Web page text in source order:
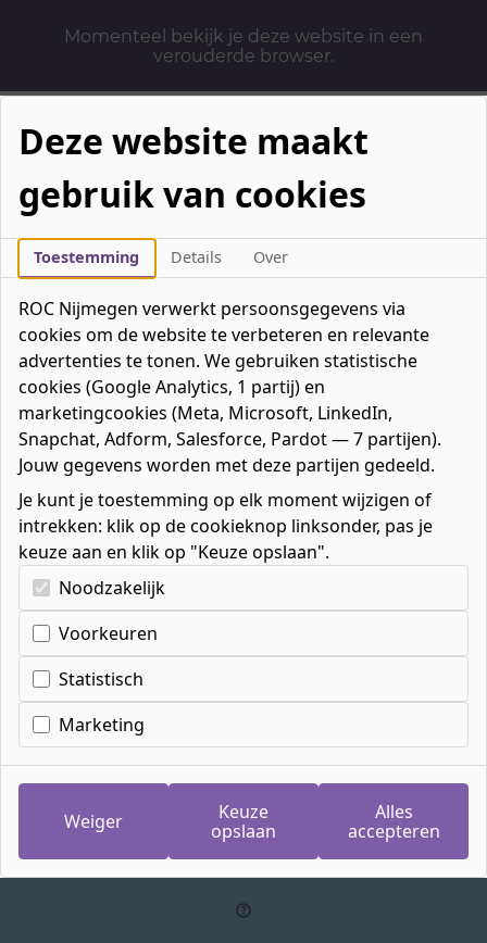
Momenteel bekijk je deze website in een
verouderde browser.
Mbo-opleidingen
Werken & Leren
Mavo / havo / vwo
Contact
Over ons
Bedrijven
Favorieten0favorieten
Mijn ROC
Zoeken
Home»Organisatie
Goede vrijdag
Goede vrijdag
26 mrt '27
Deze website maakt
gebruik van cookies
Toestemming Details Over
ROC Nijmegen verwerkt persoonsgegevens via
cookies om de website te verbeteren en relevante
advertenties te tonen. We gebruiken statistische
cookies (Google Analytics, 1 partij) en
marketingcookies (Meta, Microsoft, LinkedIn,
Snapchat, Adform, Salesforce, Pardot — 7 partijen).
Jouw gegevens worden met deze partijen gedeeld.
Je kunt je toestemming op elk moment wijzigen of
intrekken: klik op de cookieknop linksonder, pas je
keuze aan en klik op "Keuze opslaan".
Kies uw cookie-voorkeuren
Noodzakelijk
Voorkeuren
Statistisch
Marketing
Weiger
Keuze
opslaan
Alles
accepteren